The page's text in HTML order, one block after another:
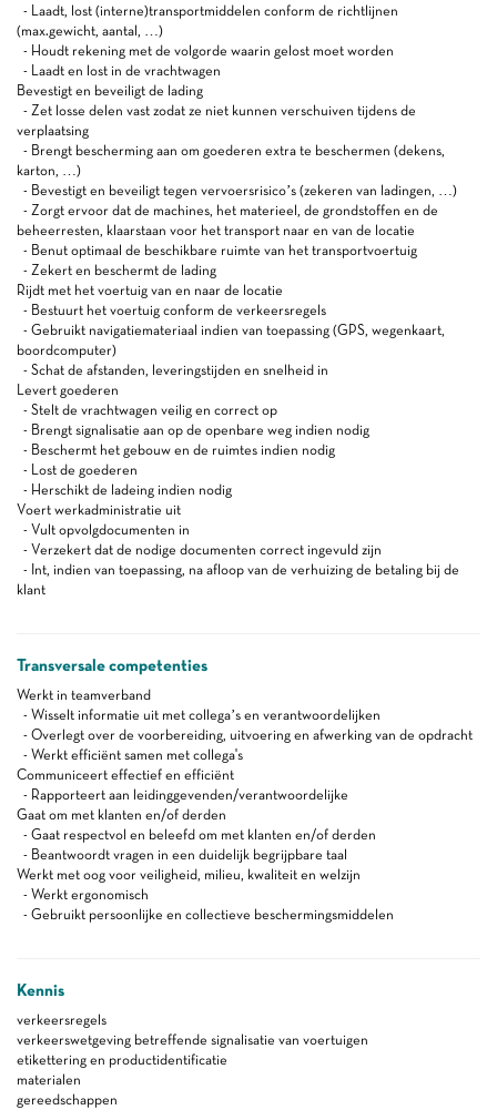
- Laadt, lost (interne)transportmiddelen conform de richtlijnen
(max.gewicht, aantal, …)
- Houdt rekening met de volgorde waarin gelost moet worden
- Laadt en lost in de vrachtwagen
Bevestigt en beveiligt de lading
- Zet losse delen vast zodat ze niet kunnen verschuiven tijdens de
verplaatsing
- Brengt bescherming aan om goederen extra te beschermen (dekens,
karton, …)
- Bevestigt en beveiligt tegen vervoersrisico’s (zekeren van ladingen, …)
- Zorgt ervoor dat de machines, het materieel, de grondstoffen en de
beheerresten, klaarstaan voor het transport naar en van de locatie
- Benut optimaal de beschikbare ruimte van het transportvoertuig
- Zekert en beschermt de lading
Rijdt met het voertuig van en naar de locatie
- Bestuurt het voertuig conform de verkeersregels
- Gebruikt navigatiemateriaal indien van toepassing (GPS, wegenkaart,
boordcomputer)
- Schat de afstanden, leveringstijden en snelheid in
Levert goederen
- Stelt de vrachtwagen veilig en correct op
- Brengt signalisatie aan op de openbare weg indien nodig
- Beschermt het gebouw en de ruimtes indien nodig
- Lost de goederen
- Herschikt de ladeing indien nodig
Voert werkadministratie uit
- Vult opvolgdocumenten in
- Verzekert dat de nodige documenten correct ingevuld zijn
- Int, indien van toepassing, na afloop van de verhuizing de betaling bij de
klant
Transversale competenties
Werkt in teamverband
- Wisselt informatie uit met collega’s en verantwoordelijken
- Overlegt over de voorbereiding, uitvoering en afwerking van de opdracht
- Werkt efficiënt samen met collega's
Communiceert effectief en efficiënt
- Rapporteert aan leidinggevenden/verantwoordelijke
Gaat om met klanten en/of derden
- Gaat respectvol en beleefd om met klanten en/of derden
- Beantwoordt vragen in een duidelijk begrijpbare taal
Werkt met oog voor veiligheid, milieu, kwaliteit en welzijn
- Werkt ergonomisch
- Gebruikt persoonlijke en collectieve beschermingsmiddelen
Kennis
verkeersregels
verkeerswetgeving betreffende signalisatie van voertuigen
etikettering en productidentificatie
materialen
gereedschappen